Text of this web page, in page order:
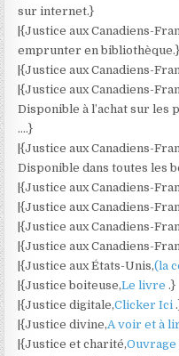
sur internet.}
|{Justice aux Canadiens-
emprunter en bibliothèque.}
|{Justice aux Canadiens-
|{Justice aux Canadiens-
Disponible à l’achat sur les
….}
|{Justice aux Canadiens-
Disponible dans toutes les
|{Justice aux Canadiens-
|{Justice aux Canadiens-
|{Justice aux Canadiens-
|{Justice aux Canadiens-
|{Justice aux États-Unis,(la
|{Justice boiteuse,Le livre.}
|{Justice digitale,Clicker Ici
|{Justice divine,A voir et à
|{Justice et charité,Ouvrage